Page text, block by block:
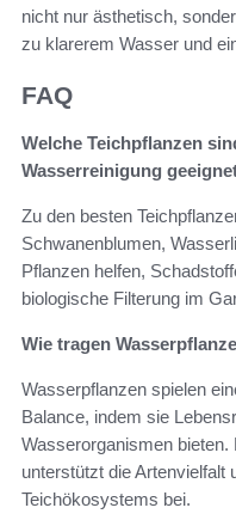
nicht nur ästhetisch,
zu klarerem Wasser und
FAQ
Welche Teichpflanzen
Wasserreinigung
Zu den besten
Schwanenblumen,
Pflanzen helfen,
biologische Filterung im
Wie tragen
Wasserpflanzen spielen
Balance, indem sie
Wasserorganismen bieten.
unterstützt die Artenvielfalt
Teichökosystems bei.